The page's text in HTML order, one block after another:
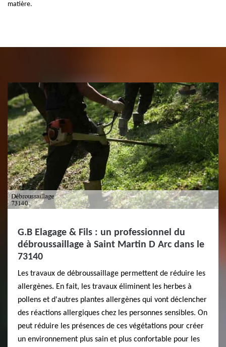
matière.
G.B Elagage & Fils : un professionnel du
débroussaillage à Saint Martin D Arc dans le
73140
Les travaux de débroussaillage permettent de réduire les
allergènes. En fait, les travaux éliminent les herbes à
pollens et d'autres plantes allergènes qui vont déclencher
des réactions allergiques chez les personnes sensibles. On
peut réduire les présences de ces végétations pour créer
un environnement plus sain et plus confortable pour les